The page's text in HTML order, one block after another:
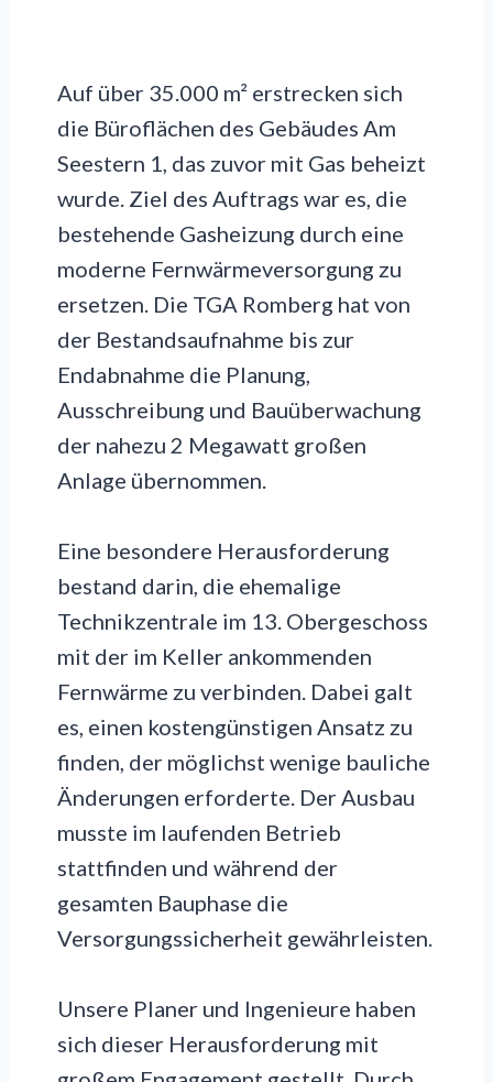
Auf über 35.000 m² erstrecken sich
die Büroflächen des Gebäudes Am
Seestern 1, das zuvor mit Gas beheizt
wurde. Ziel des Auftrags war es, die
bestehende Gasheizung durch eine
moderne Fernwärmeversorgung zu
ersetzen. Die TGA Romberg hat von
der Bestandsaufnahme bis zur
Endabnahme die Planung,
Ausschreibung und Bauüberwachung
der nahezu 2 Megawatt großen
Anlage übernommen.
Eine besondere Herausforderung
bestand darin, die ehemalige
Technikzentrale im 13. Obergeschoss
mit der im Keller ankommenden
Fernwärme zu verbinden. Dabei galt
es, einen kostengünstigen Ansatz zu
finden, der möglichst wenige bauliche
Änderungen erforderte. Der Ausbau
musste im laufenden Betrieb
stattfinden und während der
gesamten Bauphase die
Versorgungssicherheit gewährleisten.
Unsere Planer und Ingenieure haben
sich dieser Herausforderung mit